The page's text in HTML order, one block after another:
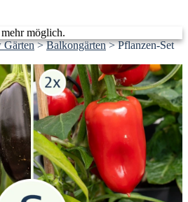
möglich.
Gärten > Balkongärten > Pflanzen-Set